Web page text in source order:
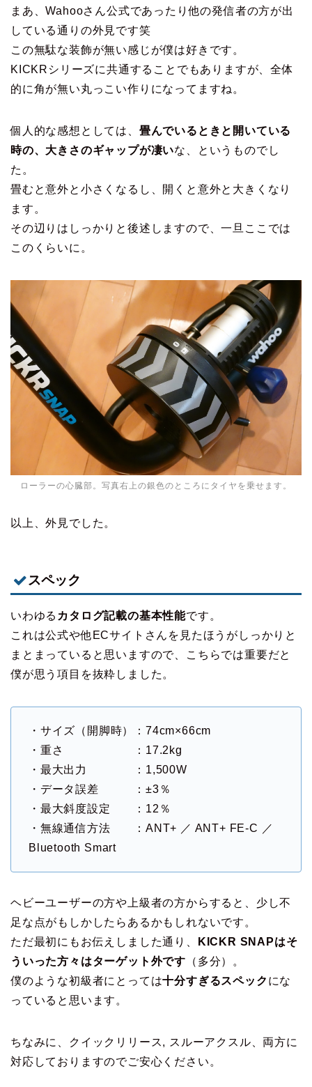
まあ、Wahooさん公式であったり他の発信者の方が出
している通りの外見です笑
この無駄な装飾が無い感じが僕は好きです。
KICKRシリーズに共通することでもありますが、全体
的に角が無い丸っこい作りになってますね。
個人的な感想としては、 畳んでいるときと開いている
時の、大きさのギャップが凄いな、というものでし
た。
畳むと意外と小さくなるし、開くと意外と大きくなり
ます。
その辺りはしっかりと後述しますので、一旦ここでは
このくらいに。
ローラーの心臓部。写真右上の銀色のところにタイヤを乗せます。
以上、外見でした。
スペック
いわゆる カタログ記載の基本性能です。
これは公式や他ECサイトさんを見たほうがしっかりと
まとまっていると思いますので、こちらでは重要だと
僕が思う項目を抜粋しました。
・サイズ（開脚時）：74cm×66cm
・重さ ：17.2kg
・最大出力 ：1,500W
・データ誤差 ：±3％
・最大斜度設定 ：12％
・無線通信方法 ：ANT+ ／ ANT+ FE-C ／
Bluetooth Smart
ヘビーユーザーの方や上級者の方からすると、少し不
足な点がもしかしたらあるかもしれないです。
ただ最初にもお伝えしました通り、
KICKR SNAPはそ
ういった方々はターゲット外です （多分）。
僕のような初級者にとっては十分すぎるスペック にな
っていると思います。
ちなみに、クイックリリース, スルーアクスル、両方に
対応しておりますのでご安心ください。